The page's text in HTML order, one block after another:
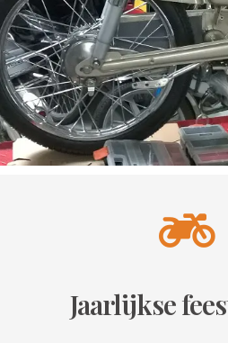
Jaarlijkse